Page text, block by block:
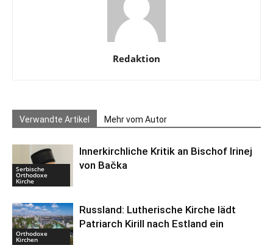
Redaktion
Verwandte Artikel Mehr vom Autor
Serbische
Orthodoxe
Kirche
Innerkirchliche Kritik an Bischof Irinej
von Bačka
Orthodoxe
Kirchen
Russland: Lutherische Kirche lädt
Patriarch Kirill nach Estland ein